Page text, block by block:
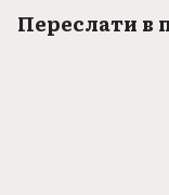
Переслати в